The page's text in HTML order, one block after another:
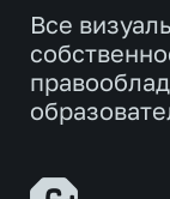
Все